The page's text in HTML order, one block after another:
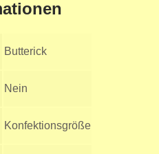
Butterick
Nein
Konfektionsgröße